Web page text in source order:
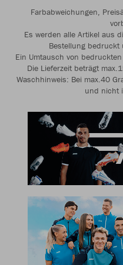
Farbabweichungen,
Es werden alle Artikel aus
Bestellung bedruckt
Ein Umtausch von
Die Lieferzeit beträgt
Waschhinweis: Bei max.40
und nicht